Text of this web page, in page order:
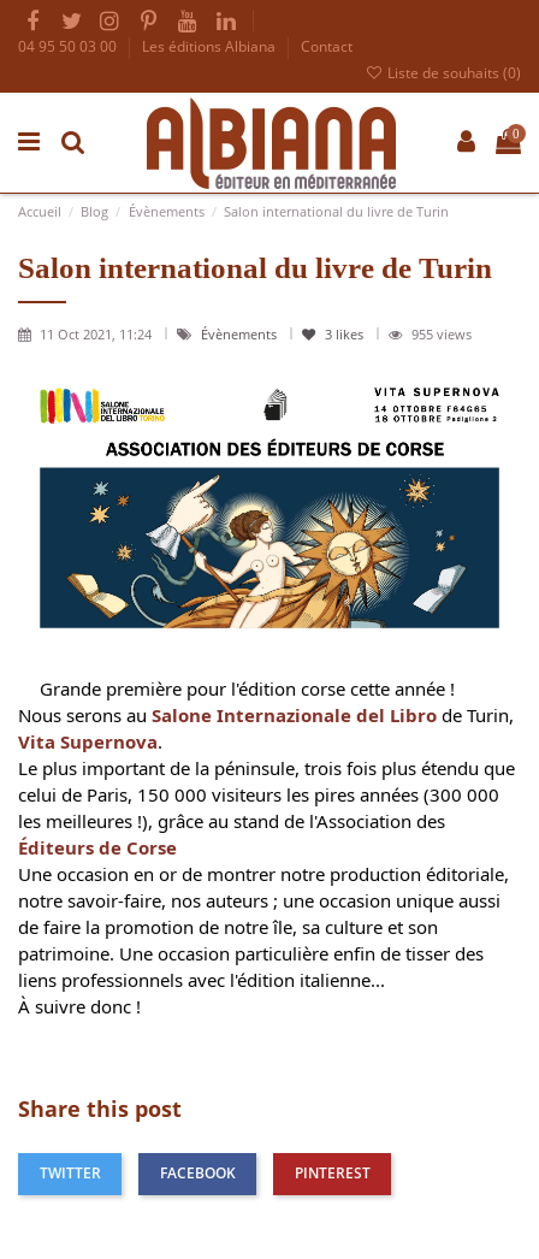
04 95 50 03 00 Les éditions Albiana
Contact
Liste de souhaits (0)
0
Accueil Blog Évènements Salon international du livre de Turin
Salon international du livre de Turin
11 Oct 2021, 11:24 Évènements 3 likes 955 views
Grande première pour l'édition corse cette année !
Nous serons au Salone Internazionale del Libro de Turin,
Vita Supernova.
Le plus important de la péninsule, trois fois plus étendu que
celui de Paris, 150 000 visiteurs les pires années (300 000
Éditeurs de Corse
Une occasion en or de montrer notre production éditoriale,
notre savoir-faire, nos auteurs ; une occasion unique aussi
de faire la promotion de notre île, sa culture et son
patrimoine. Une occasion particulière enfin de tisser des
liens professionnels avec l'édition italienne...
À suivre donc !
Share this post
TWITTER FACEBOOK PINTEREST